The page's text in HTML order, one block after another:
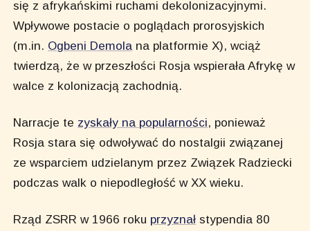
się z afrykańskimi ruchami dekolonizacyjnymi.
Wpływowe postacie o poglądach prorosyjskich
(m.in. Ogbeni Demola na platformie X), wciąż
twierdzą, że w przeszłości Rosja wspierała Afrykę w
walce z kolonizacją zachodnią.
Narracje te zyskały na popularności, ponieważ
Rosja stara się odwoływać do nostalgii związanej
ze wsparciem udzielanym przez Związek Radziecki
podczas walk o niepodległość w XX wieku.
Rząd ZSRR w 1966 roku przyznał stypendia 80